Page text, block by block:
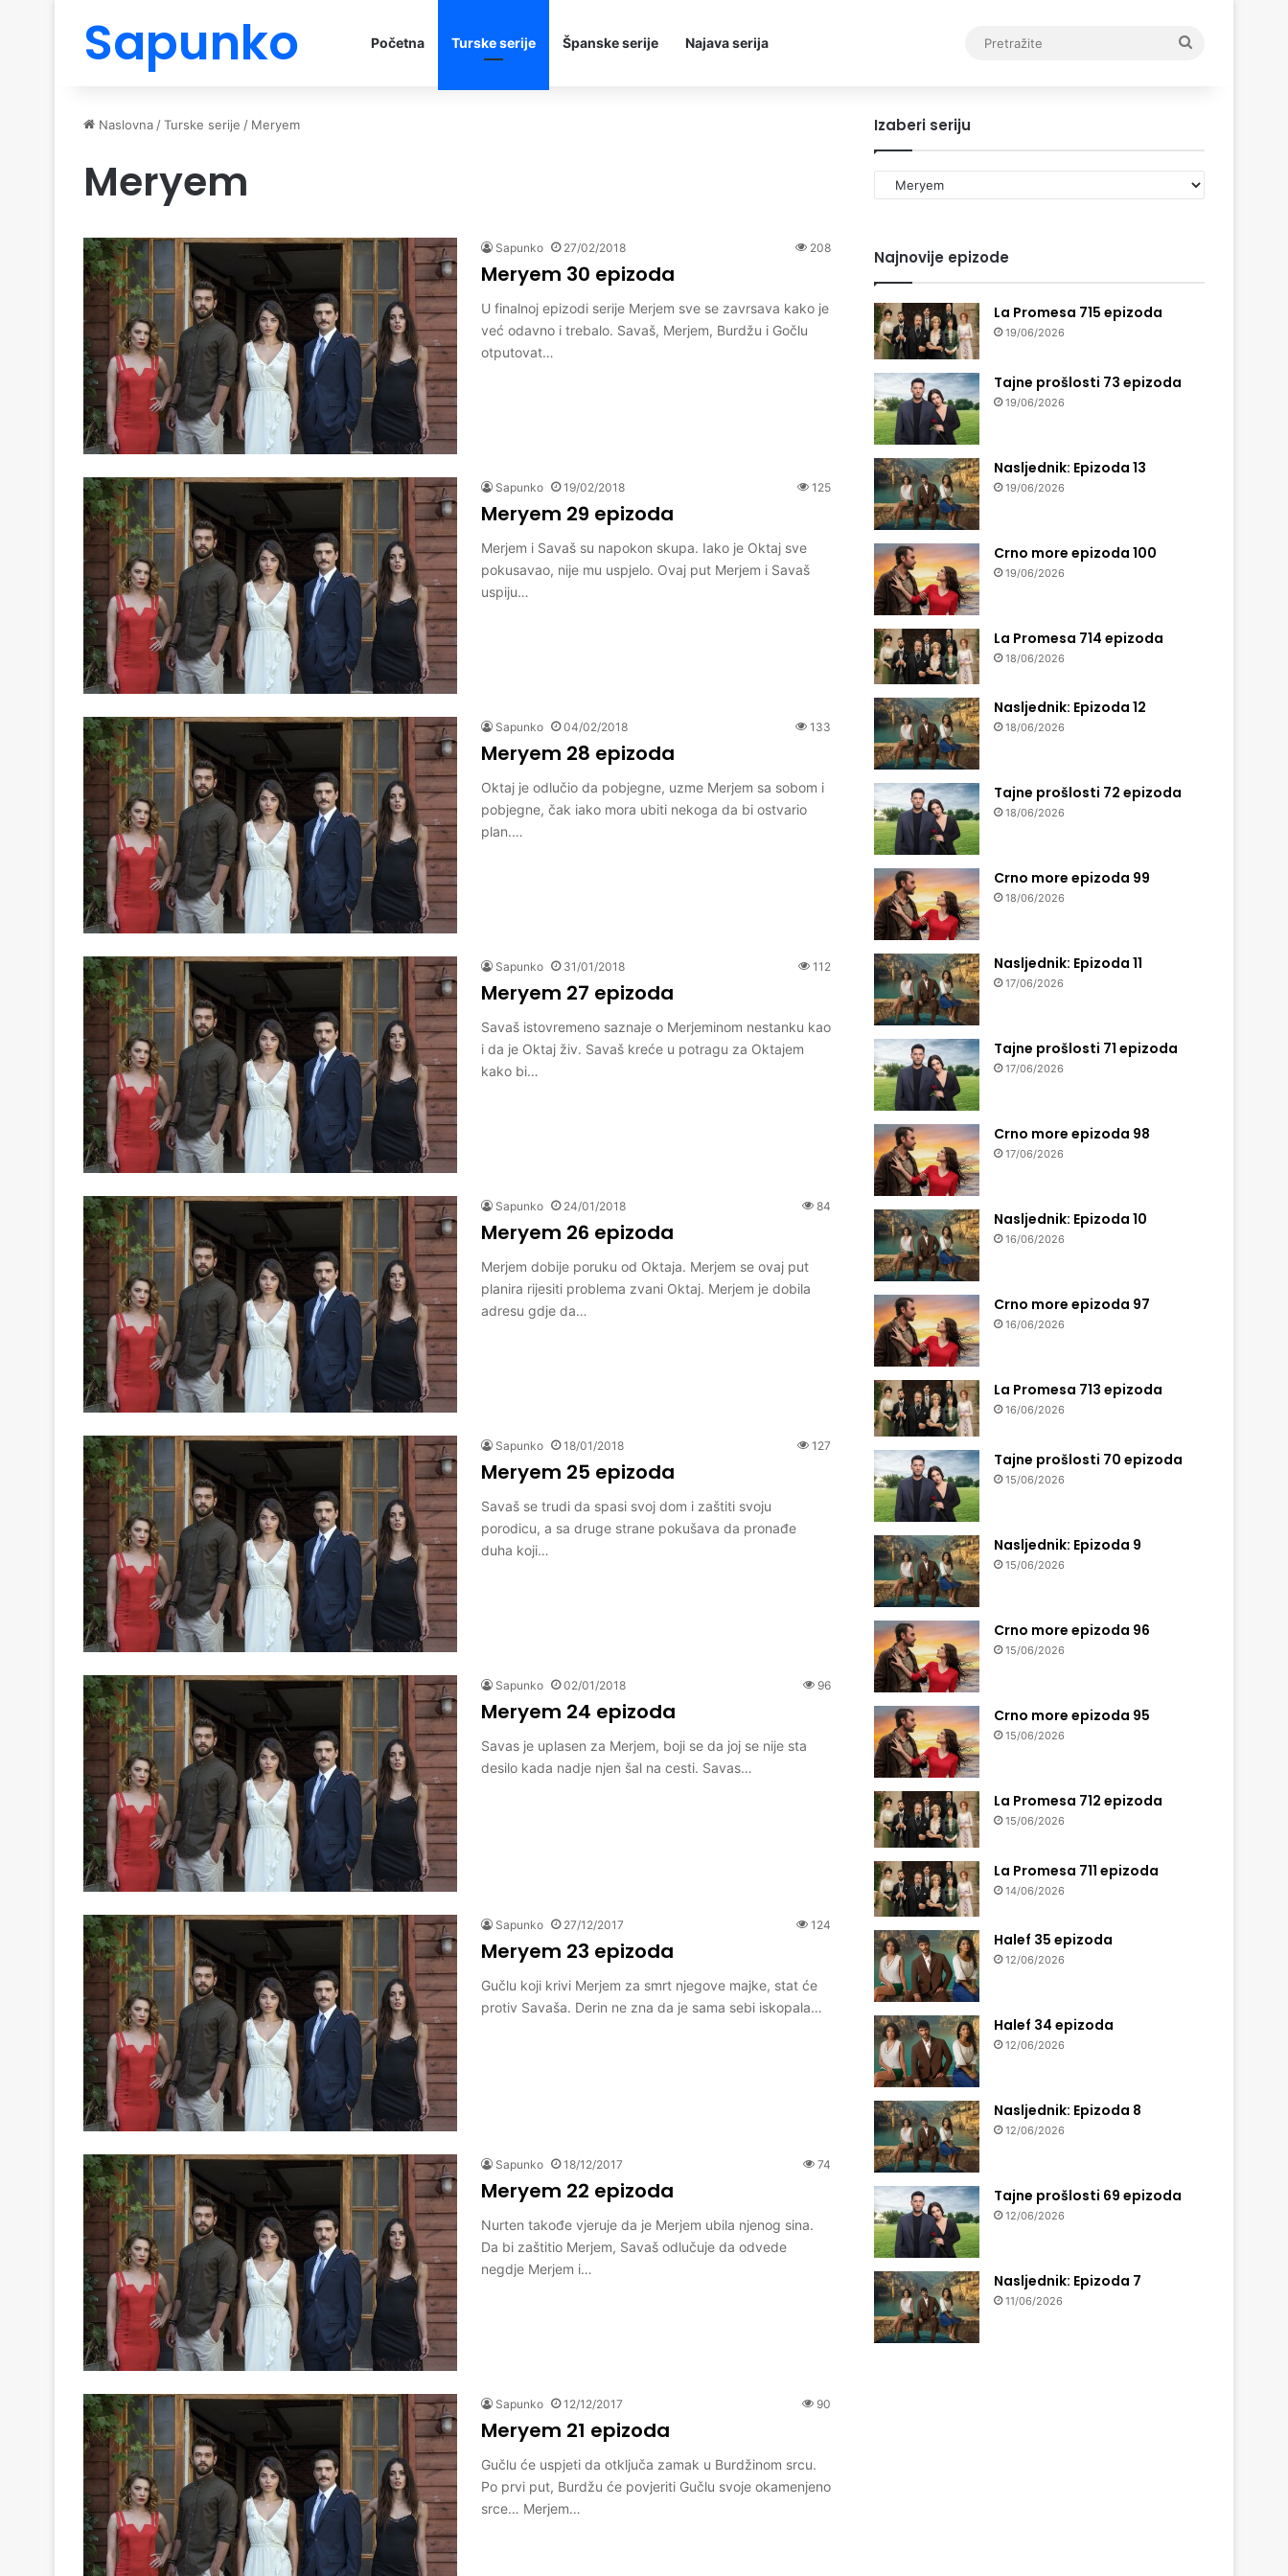
Sapunko Početna Turske serije Španske serije Najava serija
Naslovna /Turske serije / Meryem
Meryem
Sapunko 27/02/2018 208
Meryem 30 epizoda
U finalnoj epizodi serije Merjem sve se zavrsava kako je
već odavno i trebalo. Savaš, Merjem, Burdžu i Gočlu
otputovat…
Sapunko 19/02/2018 125
Meryem 29 epizoda
Merjem i Savaš su napokon skupa. Iako je Oktaj sve
pokusavao, nije mu uspjelo. Ovaj put Merjem i Savaš
uspiju…
Sapunko 04/02/2018 133
Meryem 28 epizoda
Oktaj je odlučio da pobjegne, uzme Merjem sa sobom i
pobjegne, čak iako mora ubiti nekoga da bi ostvario
plan.…
Sapunko 31/01/2018 112
Meryem 27 epizoda
Savaš istovremeno saznaje o Merjeminom nestanku kao
i da je Oktaj živ. Savaš kreće u potragu za Oktajem
kako bi…
Sapunko 24/01/2018 84
Meryem 26 epizoda
Merjem dobije poruku od Oktaja. Merjem se ovaj put
planira rijesiti problema zvani Oktaj. Merjem je dobila
adresu gdje da…
Sapunko 18/01/2018 127
Meryem 25 epizoda
Savaš se trudi da spasi svoj dom i zaštiti svoju
porodicu, a sa druge strane pokušava da pronađe
duha koji…
Sapunko 02/01/2018 96
Meryem 24 epizoda
Savas je uplasen za Merjem, boji se da joj se nije sta
desilo kada nadje njen šal na cesti. Savas…
Sapunko 27/12/2017 124
Meryem 23 epizoda
Gučlu koji krivi Merjem za smrt njegove majke, stat će
protiv Savaša. Derin ne zna da je sama sebi iskopala…
Sapunko 18/12/2017 74
Meryem 22 epizoda
Nurten takođe vjeruje da je Merjem ubila njenog sina.
Da bi zaštitio Merjem, Savaš odlučuje da odvede
negdje Merjem i…
Sapunko 12/12/2017 90
Meryem 21 epizoda
Gučlu će uspjeti da otključa zamak u Burdžinom srcu.
Po prvi put, Burdžu će povjeriti Gučlu svoje okamenjeno
srce… Merjem…
Izaberi seriju
Izaberi
seriju
Najnovije epizode
La Promesa 715 epizoda
19/06/2026
Tajne prošlosti 73 epizoda
19/06/2026
Nasljednik: Epizoda 13
19/06/2026
Crno more epizoda 100
19/06/2026
La Promesa 714 epizoda
18/06/2026
Nasljednik: Epizoda 12
18/06/2026
Tajne prošlosti 72 epizoda
18/06/2026
Crno more epizoda 99
18/06/2026
Nasljednik: Epizoda 11
17/06/2026
Tajne prošlosti 71 epizoda
17/06/2026
Crno more epizoda 98
17/06/2026
Nasljednik: Epizoda 10
16/06/2026
Crno more epizoda 97
16/06/2026
La Promesa 713 epizoda
16/06/2026
Tajne prošlosti 70 epizoda
15/06/2026
Nasljednik: Epizoda 9
15/06/2026
Crno more epizoda 96
15/06/2026
Crno more epizoda 95
15/06/2026
La Promesa 712 epizoda
15/06/2026
La Promesa 711 epizoda
14/06/2026
Halef 35 epizoda
12/06/2026
Halef 34 epizoda
12/06/2026
Nasljednik: Epizoda 8
12/06/2026
Tajne prošlosti 69 epizoda
12/06/2026
Nasljednik: Epizoda 7
11/06/2026